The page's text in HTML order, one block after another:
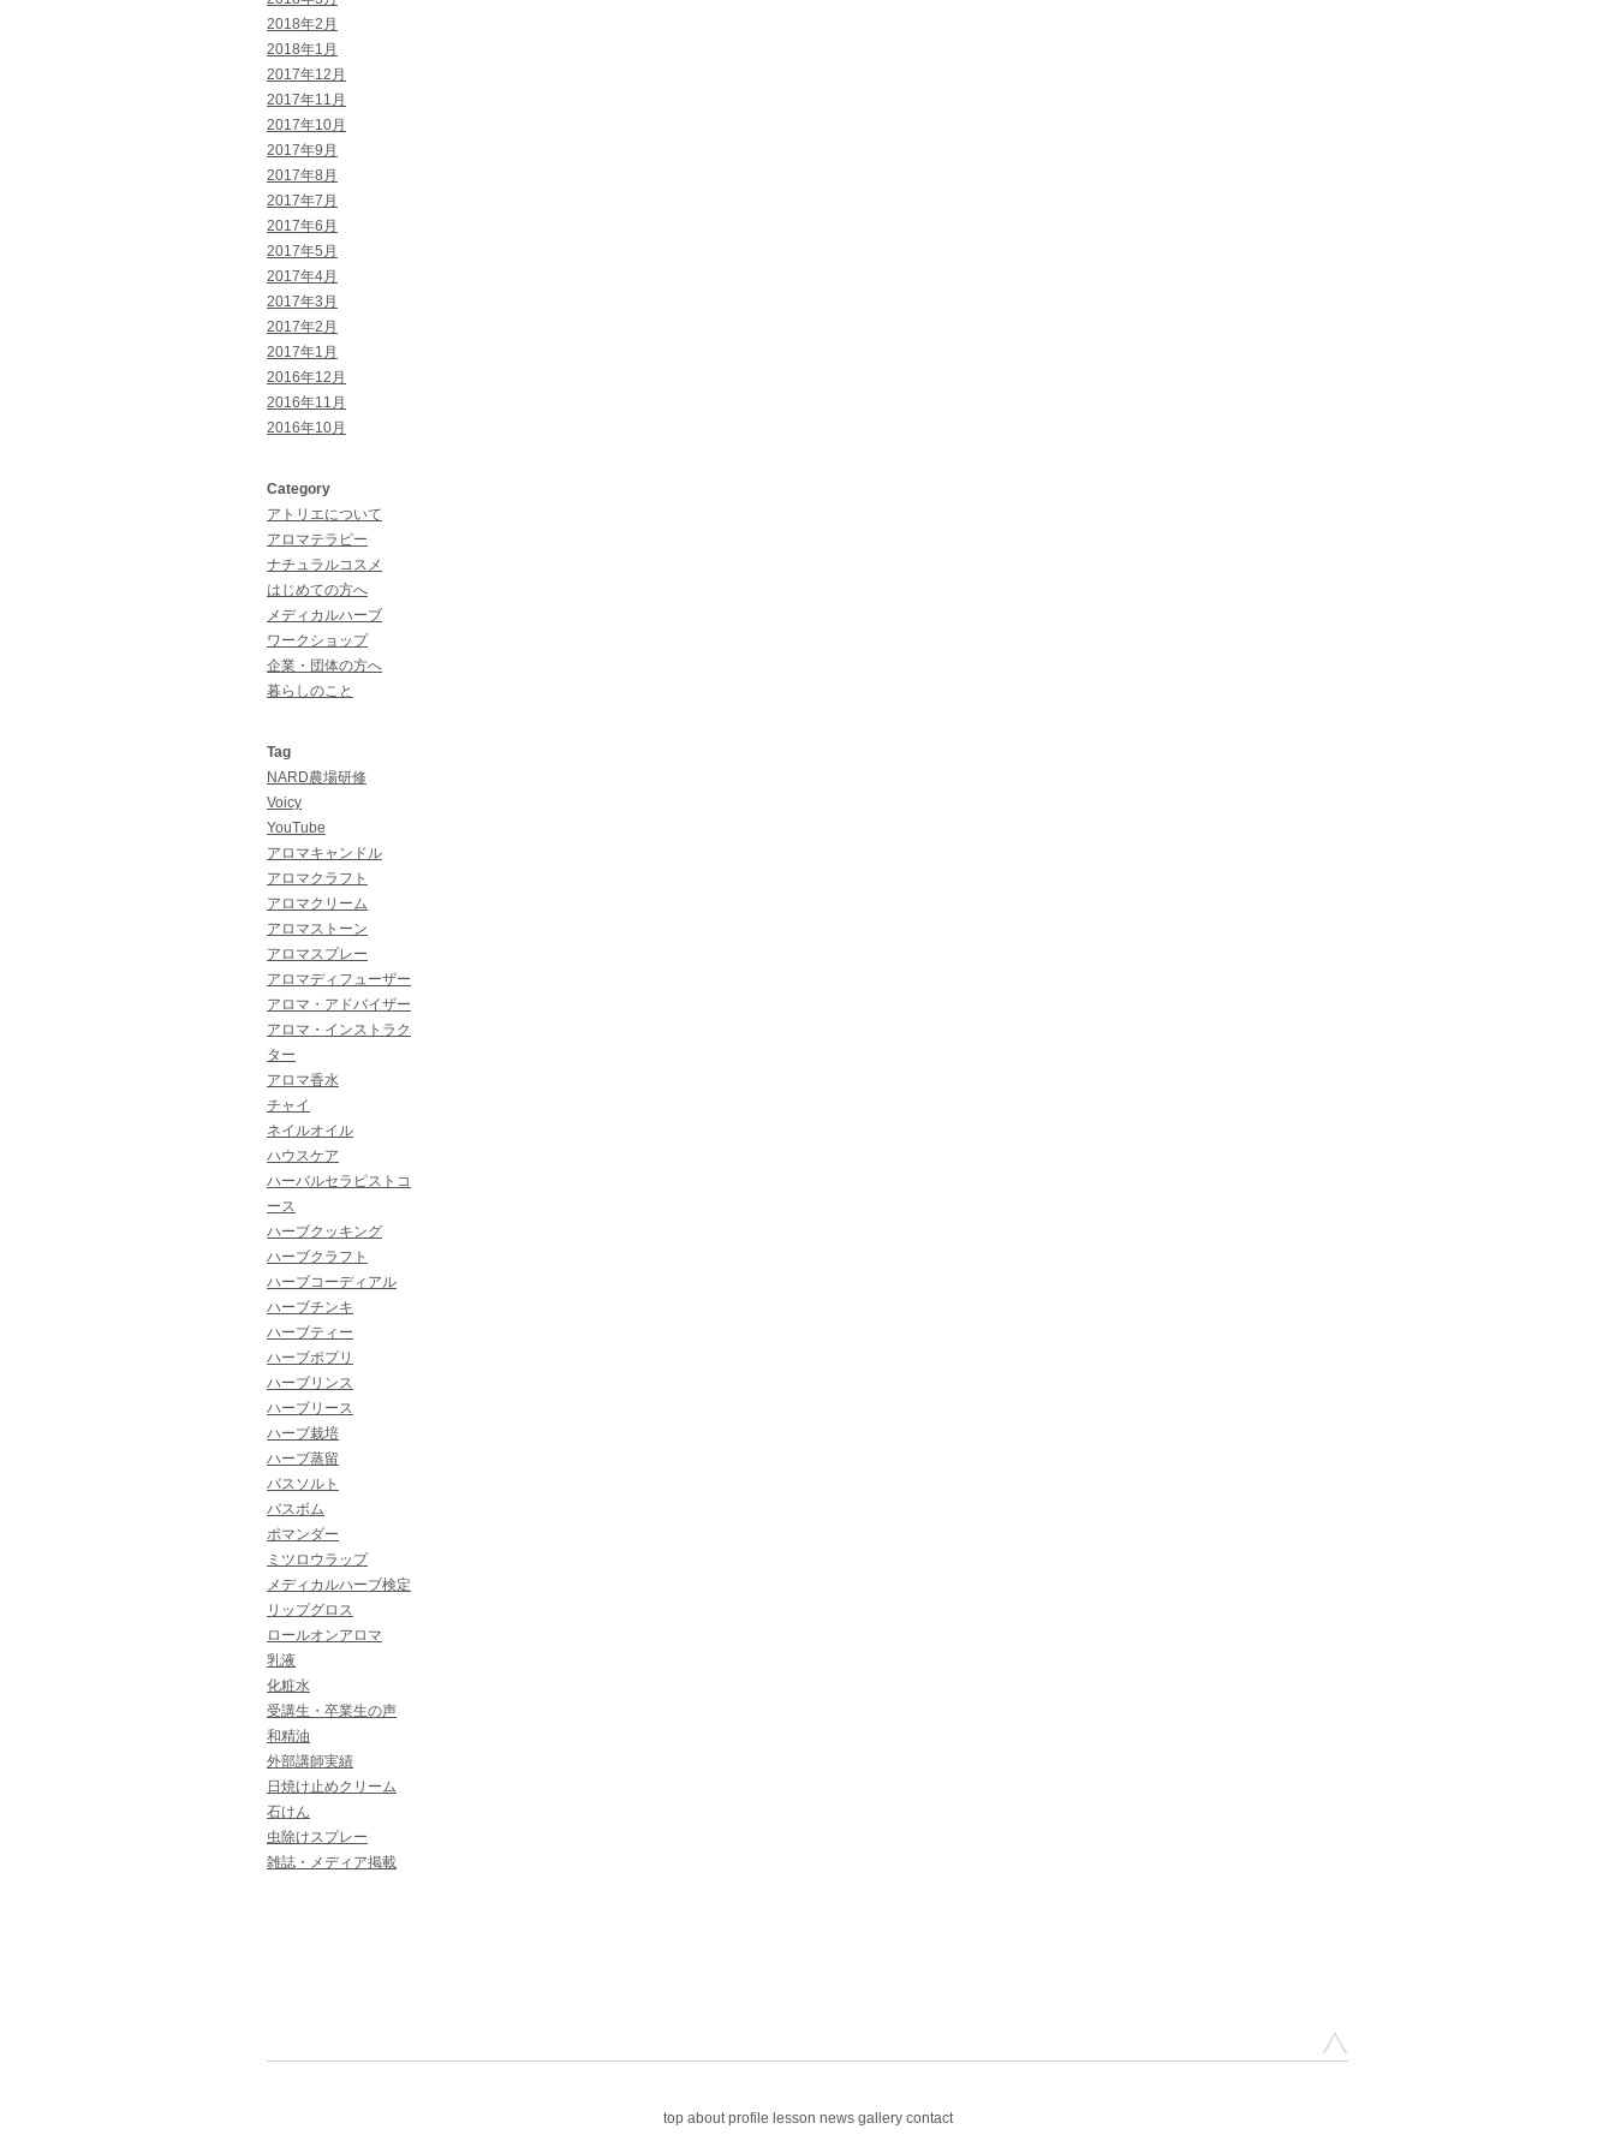
2018年2月
2018年1月
2017年12月
2017年11月
2017年10月
2017年9月
2017年8月
2017年7月
2017年6月
2017年5月
2017年4月
2017年3月
2017年2月
2017年1月
2016年12月
2016年11月
2016年10月
Category
アトリエについて
アロマテラピー
ナチュラルコスメ
はじめての方へ
メディカルハーブ
ワークショップ
企業・団体の方へ
暮らしのこと
Tag
NARD農場研修
Voicy
YouTube
アロマキャンドル
アロマクラフト
アロマクリーム
アロマストーン
アロマスプレー
アロマディフューザー
アロマ・アドバイザー
アロマ・インストラク
ター
アロマ香水
チャイ
ネイルオイル
ハウスケア
ハーバルセラピストコ
ース
ハーブクッキング
ハーブクラフト
ハーブコーディアル
ハーブチンキ
ハーブティー
ハーブポプリ
ハーブリンス
ハーブリース
ハーブ栽培
ハーブ蒸留
バスソルト
バスボム
ポマンダー
ミツロウラップ
メディカルハーブ検定
リップグロス
ロールオンアロマ
乳液
化粧水
受講生・卒業生の声
和精油
外部講師実績
日焼け止めクリーム
石けん
虫除けスプレー
雑誌・メディア掲載
top about profile lesson news gallery contact